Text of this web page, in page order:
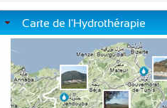
Carte de l'Hydrothérapie